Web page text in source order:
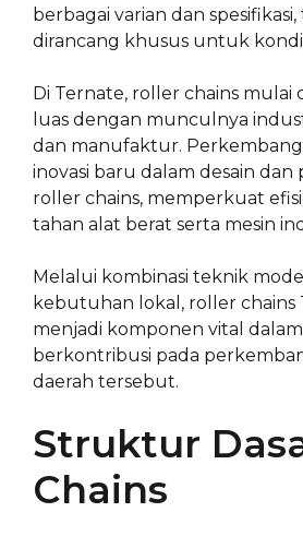
berbagai varian dan
dirancang khusus untuk
Di Ternate, roller chains mulai
luas dengan munculnya
dan manufaktur.
inovasi baru dalam desain
roller chains, memperkuat
tahan alat berat serta mesin
Melalui kombinasi teknik
kebutuhan lokal, roller chains
menjadi komponen vital
berkontribusi pada
daerah tersebut.
Struktur
Chains